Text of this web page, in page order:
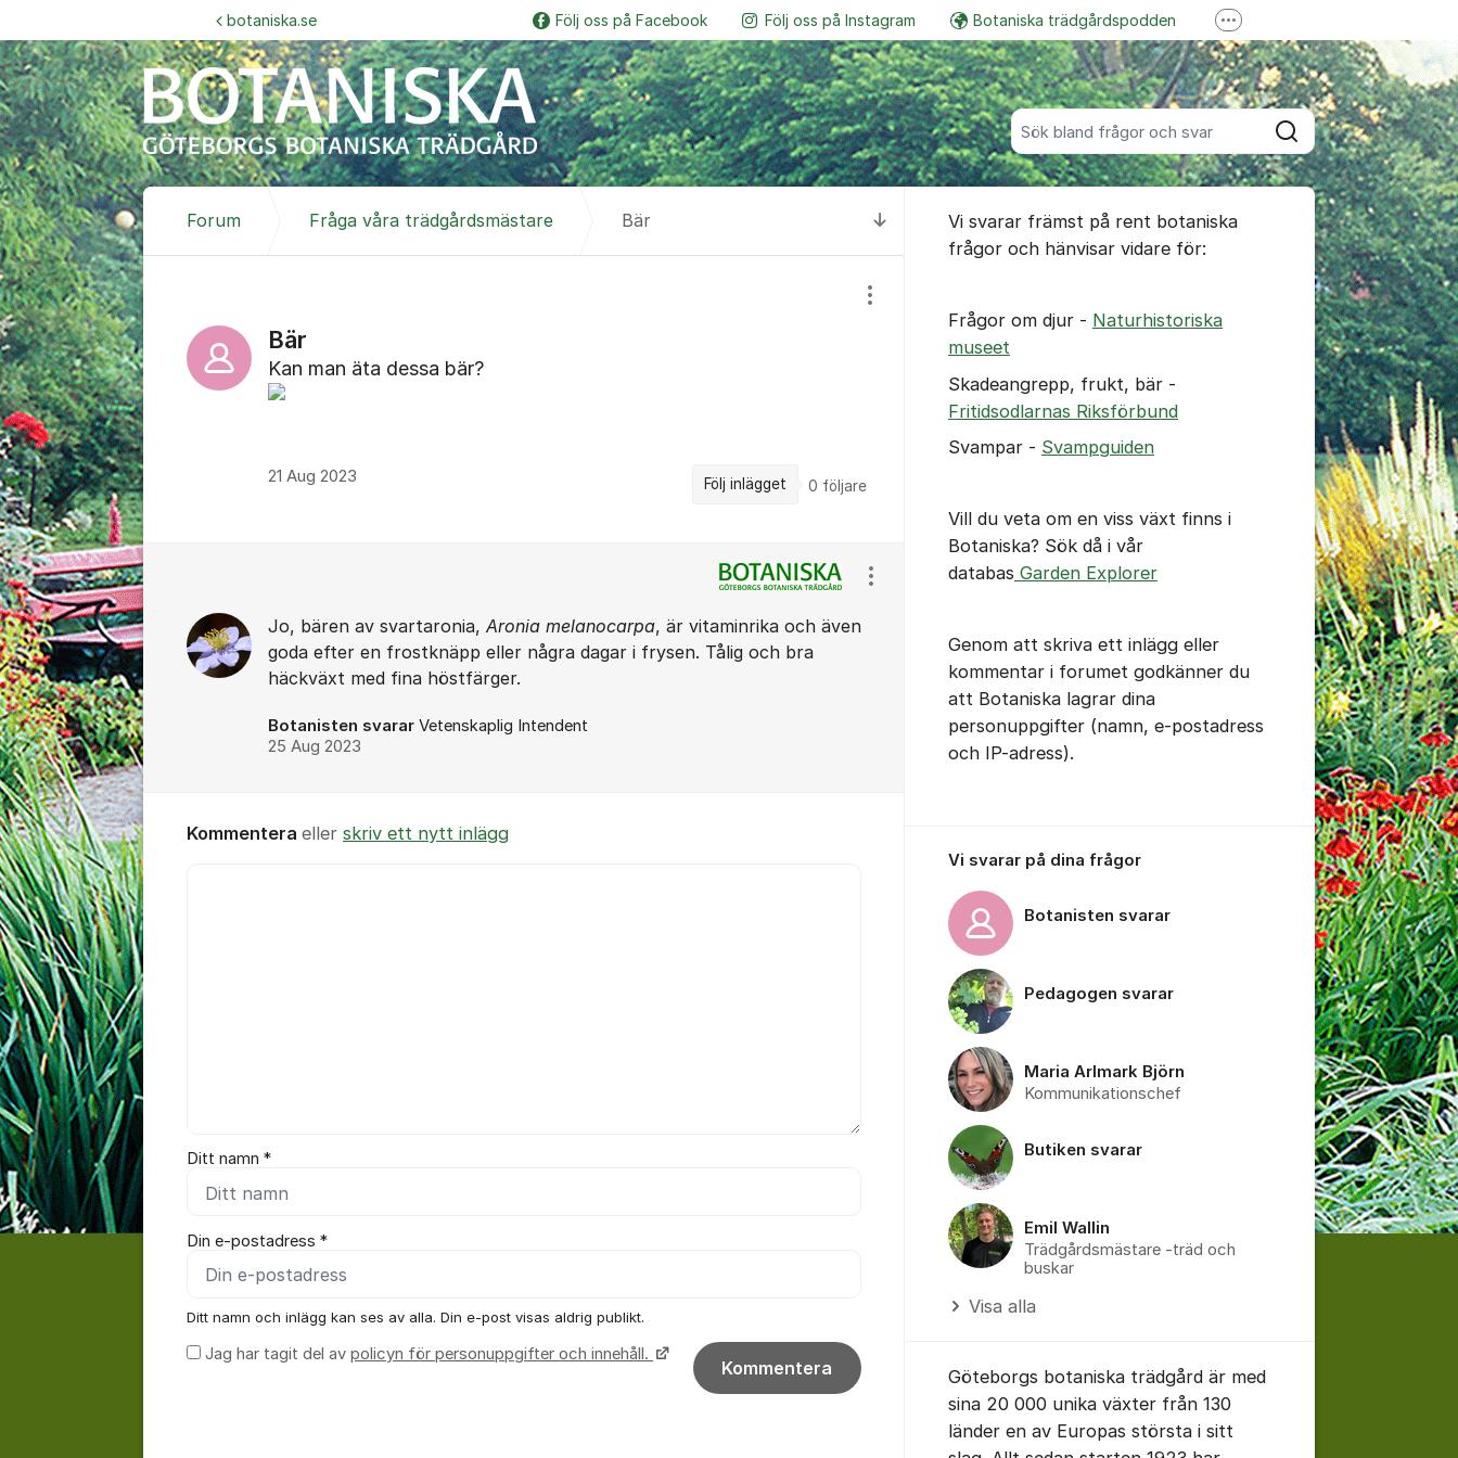
Sök bland alla inlägg
Sök
botaniska.se Följ oss på Facebook Följ oss på Instagram Botaniska trädgårdspodden
Botaniskas vänner Följ oss på YouTube Garden Explorer
Fler supportlänkar
Till senaste kommentaren
Forum Fråga våra trädgårdsmästare Bär
Bär
Visa/dölj inställningar för inlägg/kommentar
Kan man äta dessa bär?
21 Aug 2023 Följ inlägget 0 följare
Jo, bären av svartaronia, Aronia melanocarpa, är vitaminrika och även
goda efter en frostknäpp eller några dagar i frysen. Tålig och bra
häckväxt med fina höstfärger.
Botanisten svarar Vetenskaplig Intendent
25 Aug 2023
Visa/dölj inställningar för inlägg/kommentar
Kommentera eller skriv ett nytt inlägg
Ditt namn *
Din e-postadress *
Ditt namn och inlägg kan ses av alla. Din e-post visas aldrig publikt.
Jag har tagit del av policyn för personuppgifter och innehåll.
Kommentera
Vi svarar främst på rent botaniska
frågor och hänvisar vidare för:
Frågor om djur - Naturhistoriska
museet
Skadeangrepp, frukt, bär -
Fritidsodlarnas Riksförbund
Svampar - Svampguiden
Vill du veta om en viss växt finns i
Botaniska? Sök då i vår
databas Garden Explorer
Genom att skriva ett inlägg eller
kommentar i forumet godkänner du
att Botaniska lagrar dina
personuppgifter (namn, e-postadress
och IP-adress).
Vi svarar på dina frågor
Botanisten svarar
Pedagogen svarar
Maria Arlmark Björn
Kommunikationschef
Butiken svarar
Emil Wallin
Trädgårdsmästare -träd och
buskar
Visa alla
Göteborgs botaniska trädgård är med
sina 20 000 unika växter från 130
länder en av Europas största i sitt